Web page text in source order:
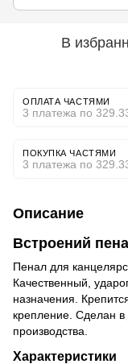
В
ОПЛАТА ЧАСТЯМИ
3 платежа по
ПОКУПКА ЧАСТЯМИ
3 платежа по
Описание
Встроений
Пенал для
Качественный,
назначения.
крепление. Сделан в
производства.
Характеристики